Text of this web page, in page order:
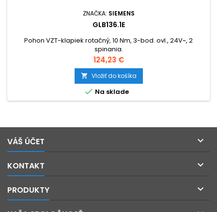
ZNAČKA: SIEMENS
GLB136.1E
Pohon VZT-klapiek rotačný, 10 Nm, 3-bod. ovl., 24V~, 2
spinania.
Cena
124,23 €
 Vložiť do košíka
 Na sklade
VÁŠ ÚČET 
KONTAKT 
PRODUKTY 